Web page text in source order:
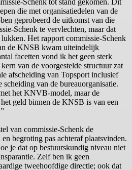
Schenk tot stand gekomen. Dit
die met organisatiedelen van de
geprobeerd de uitkomst van die
Schenk te vervlechten, maar dat
Het rapport commissie-Schenk
de KNSB kwam uiteindelijk
facetten vond ik het geen sterk
van de voorgestelde structuur zat
afscheiding van Topsport inclusief
scheiding van de bureauorganisatie.
het KNVB-model, maar de
geld binnen de KNSB is van een
van commissie-Schenk de
begroting pas achteraf plaatsvinden.
je dat op bestuurskundig niveau niet
Zelf ben ik geen
tweehoofdige directie; ook dat